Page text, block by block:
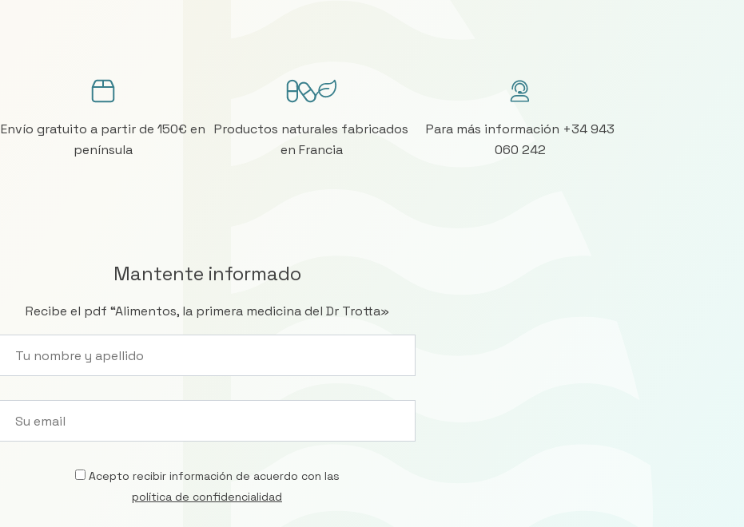
Envío gratuito a partir de 150€ en
península
Productos naturales fabricados
en Francia
Para más información +34 943
060 242
Mantente informado
Recibe el pdf “Alimentos, la primera medicina del Dr Trotta»
Acepto recibir información de acuerdo con las
política de confidencialidad